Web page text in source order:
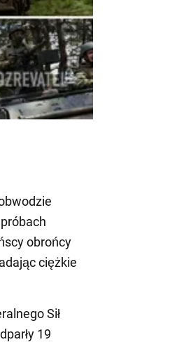
obrońcy
ciężkie
Sił
19